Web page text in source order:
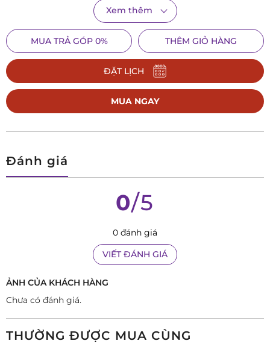
Slimline nhận được những đánh giá tích cực và thu hút được
sự quan tâm của giới yêu đồng hồ toàn cầu.
những mẫu đồng hồ gây ấn tượng đối với phái mạnh vì vừa
Xem thêm
MUA TRẢ GÓP 0% THÊM GIỎ HÀNG
ĐẶT LỊCH
MUA NGAY
Đánh giá
0/5
0 đánh giá
VIẾT ĐÁNH GIÁ
ẢNH CỦA KHÁCH HÀNG
Chưa có đánh giá.
THƯỜNG ĐƯỢC MUA CÙNG